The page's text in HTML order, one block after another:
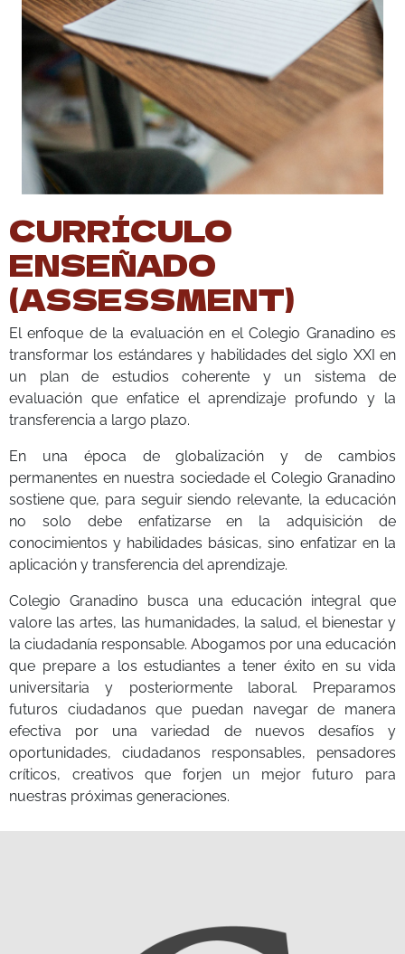
CURRÍCULO
ENSEÑADO
(ASSESSMENT)
El enfoque de la evaluación en el Colegio Granadino es
transformar los estándares y habilidades del siglo XXI en
un plan de estudios coherente y un sistema de
evaluación que enfatice el aprendizaje profundo y la
transferencia a largo plazo.
En una época de globalización y de cambios
permanentes en nuestra sociedade el Colegio Granadino
sostiene que, para seguir siendo relevante, la educación
no solo debe enfatizarse en la adquisición de
conocimientos y habilidades básicas, sino enfatizar en la
aplicación y transferencia del aprendizaje.
Colegio Granadino busca una educación integral que
valore las artes, las humanidades, la salud, el bienestar y
la ciudadanía responsable. Abogamos por una educación
que prepare a los estudiantes a tener éxito en su vida
universitaria y posteriormente laboral. Preparamos
futuros ciudadanos que puedan navegar de manera
efectiva por una variedad de nuevos desafíos y
oportunidades, ciudadanos responsables, pensadores
críticos, creativos que forjen un mejor futuro para
nuestras próximas generaciones.